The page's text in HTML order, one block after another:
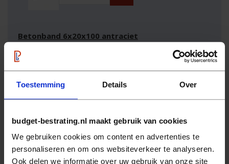
Toestemming Details Over
budget-bestrating.nl maakt gebruik van cookies
We gebruiken cookies om content en advertenties te
personaliseren en om ons websiteverkeer te analyseren.
Ook delen we informatie over uw gebruik van onze site
Betonband 6x20x100 antraciet
Hulp nodig?
Wij helpen u graag persoonlijk verder.
Neem
op
Bel0522 - 462 462